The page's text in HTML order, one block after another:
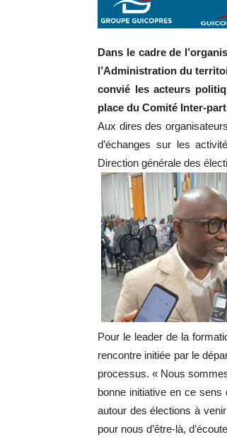
Dans le cadre de
l’Administration du
convié les acteurs
place du Comité Inter-
Aux dires des
d’échanges sur les
Direction générale des
Pour le leader de la
rencontre initiée par le
processus. « Nous
bonne initiative en ce sens
autour des élections à
pour nous d’être-là,